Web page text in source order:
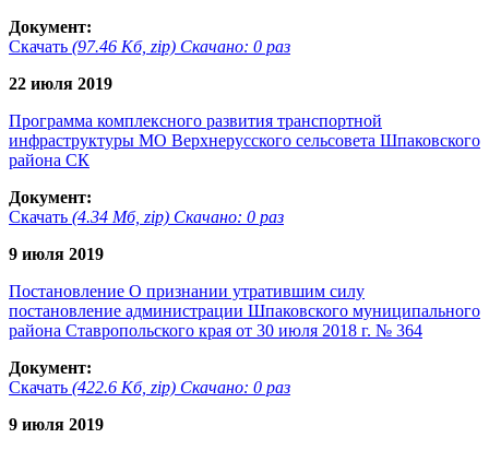
Документ:
Скачать (97.46 Кб, zip) Скачано: 0 раз
22 июля 2019
Программа комплексного развития транспортной
инфраструктуры МО Верхнерусского сельсовета Шпаковского
района СК
Документ:
Скачать (4.34 Мб, zip) Скачано: 0 раз
9 июля 2019
Постановление О признании утратившим силу
постановление администрации Шпаковского муниципального
района Ставропольского края от 30 июля 2018 г. № 364
Документ:
Скачать (422.6 Кб, zip) Скачано: 0 раз
9 июля 2019